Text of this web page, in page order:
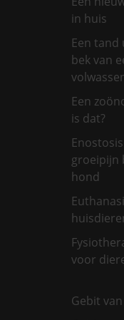
in huis
Een tand
bek van
Een
is dat?
groeipijn
hond
voor
Gebit